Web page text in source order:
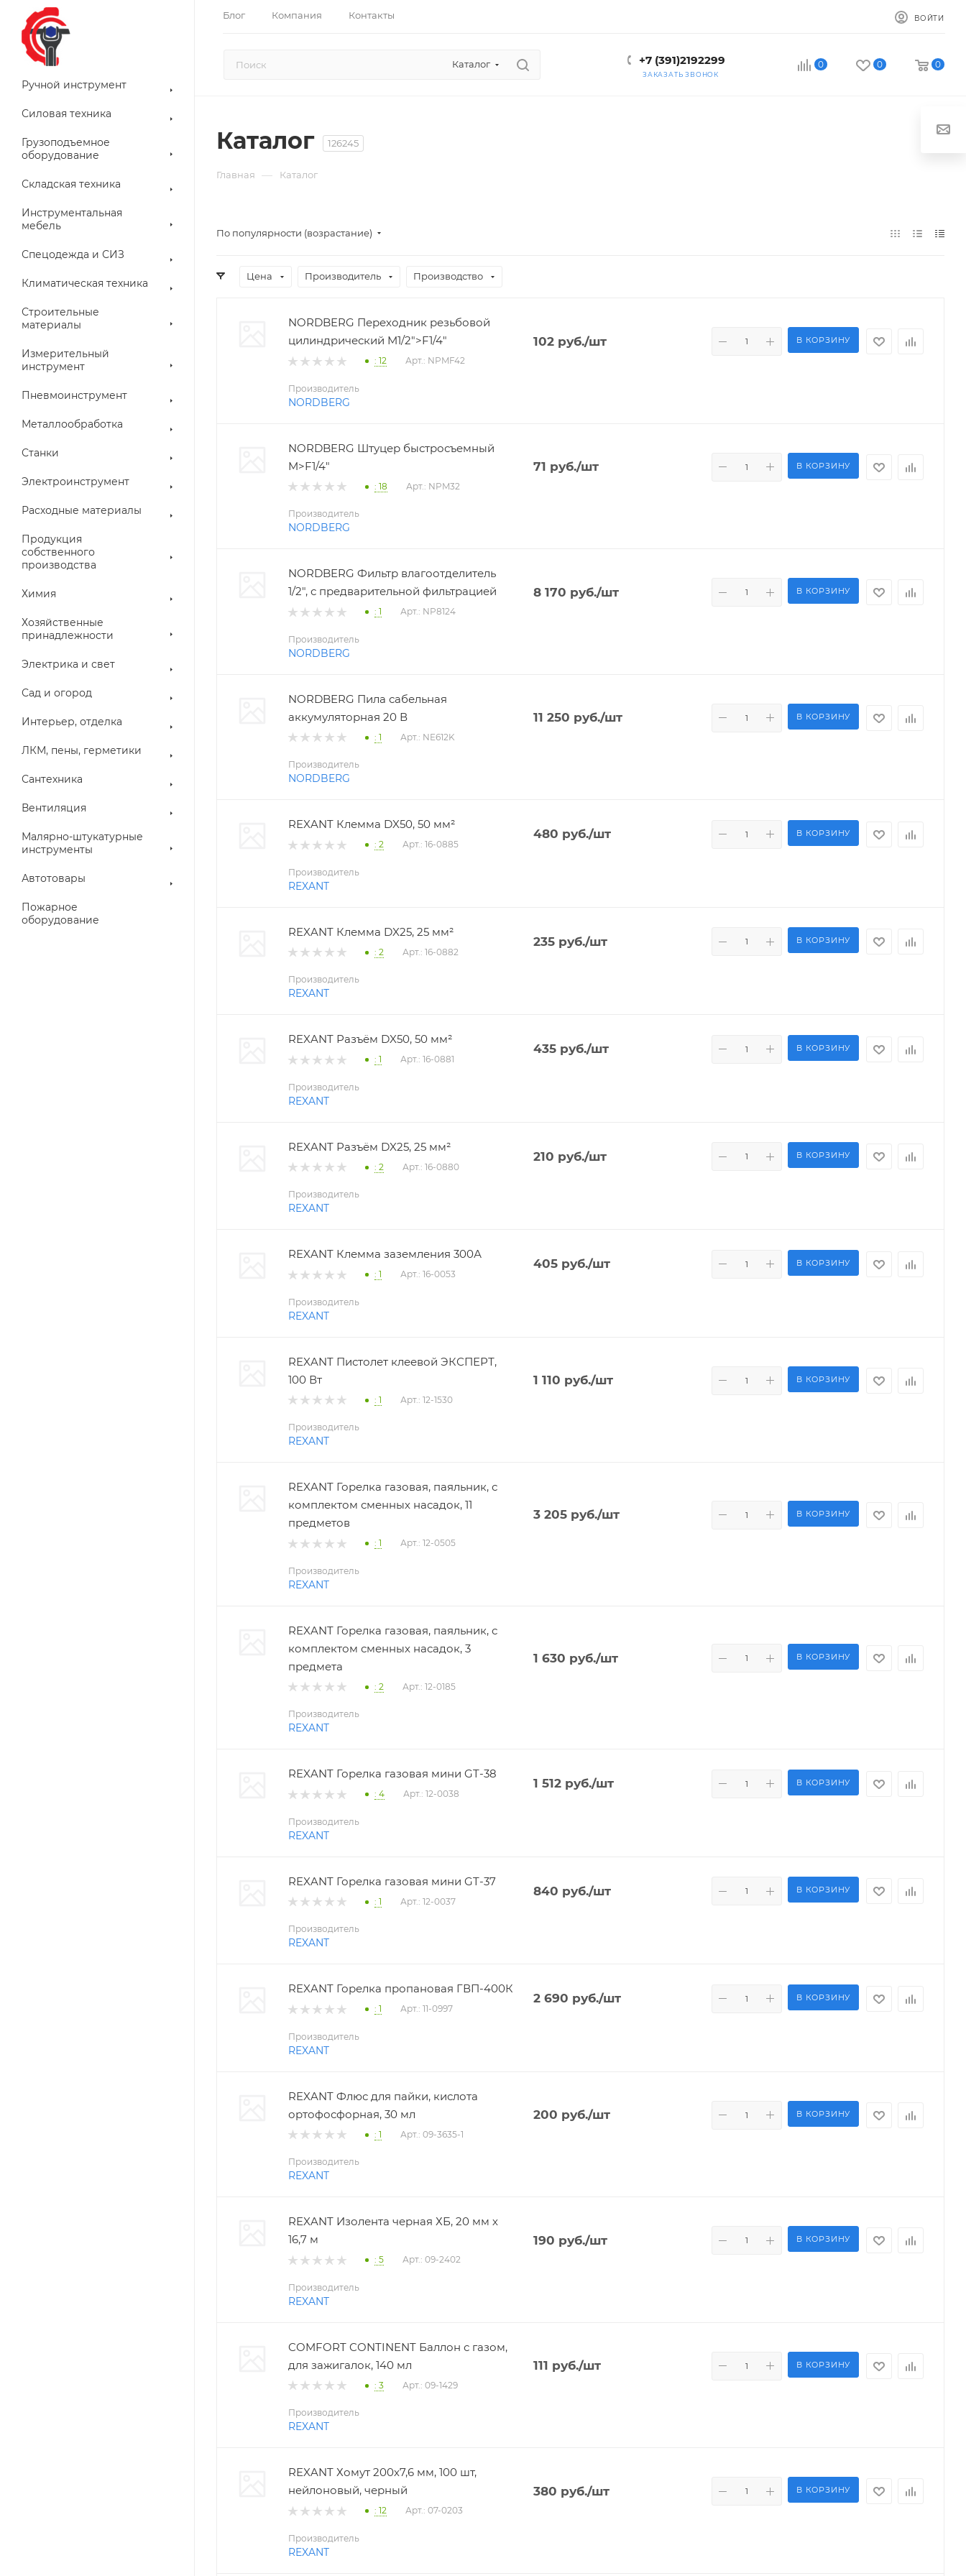
Блог Компания Контакты ВОЙТИ
Каталог +7 (391)2192299
ЗАКАЗАТЬ ЗВОНОК
0 0 0
Ручной инструмент
Силовая техника
Грузоподъемное
оборудование
Складская техника
Инструментальная
мебель
Спецодежда и СИЗ
Климатическая техника
Строительные
материалы
Измерительный
инструмент
Пневмоинструмент
Металлообработка
Станки
Электроинструмент
Расходные материалы
Продукция
собственного
производства
Химия
Хозяйственные
принадлежности
Электрика и свет
Сад и огород
Интерьер, отделка
ЛКМ, пены, герметики
Сантехника
Вентиляция
Малярно-штукатурные
инструменты
Автотовары
Пожарное
оборудование
Каталог 126245
Главная — Каталог
По популярности (возрастание)
Цена Производитель Производство
NORDBERG Переходник резьбовой
цилиндрический M1/2">F1/4"
: 12 Арт.: NPMF42
102руб./шт В КОРЗИНУ
Производитель
NORDBERG
NORDBERG Штуцер быстросъемный
M>F1/4"
: 18 Арт.: NPM32
71 руб./шт В КОРЗИНУ
Производитель
NORDBERG
NORDBERG Фильтр влагоотделитель
1/2", с предварительной фильтрацией
: 1 Арт.: NP8124
8 170 руб./шт В КОРЗИНУ
Производитель
NORDBERG
NORDBERG Пила сабельная
аккумуляторная 20 В
: 1 Арт.: NE612K
11 250 руб./шт В КОРЗИНУ
Производитель
NORDBERG
REXANT Клемма DX50, 50 мм²
: 2 Арт.: 16-0885
480 руб./шт В КОРЗИНУ
Производитель
REXANT
REXANT Клемма DX25, 25 мм²
: 2 Арт.: 16-0882
235руб./шт В КОРЗИНУ
Производитель
REXANT
REXANT Разъём DX50, 50 мм²
: 1 Арт.: 16-0881
435руб./шт В КОРЗИНУ
Производитель
REXANT
REXANT Разъём DX25, 25 мм²
: 2 Арт.: 16-0880
210 руб./шт В КОРЗИНУ
Производитель
REXANT
REXANT Клемма заземления 300А
: 1 Арт.: 16-0053
405руб./шт В КОРЗИНУ
Производитель
REXANT
REXANT Пистолет клеевой ЭКСПЕРТ,
100 Вт
: 1 Арт.: 12-1530
1 110 руб./шт В КОРЗИНУ
Производитель
REXANT
REXANT Горелка газовая, паяльник, с
комплектом сменных насадок, 11
предметов
: 1 Арт.: 12-0505
3 205руб./шт В КОРЗИНУ
Производитель
REXANT
REXANT Горелка газовая, паяльник, с
комплектом сменных насадок, 3
предмета
: 2 Арт.: 12-0185
1 630 руб./шт В КОРЗИНУ
Производитель
REXANT
REXANT Горелка газовая мини GT-38
: 4 Арт.: 12-0038
1 512руб./шт В КОРЗИНУ
Производитель
REXANT
REXANT Горелка газовая мини GT-37
: 1 Арт.: 12-0037
840 руб./шт В КОРЗИНУ
Производитель
REXANT
REXANT Горелка пропановая ГВП-400К
: 1 Арт.: 11-0997
2 690 руб./шт В КОРЗИНУ
Производитель
REXANT
REXANT Флюс для пайки, кислота
ортофосфорная, 30 мл
: 1 Арт.: 09-3635-1
200 руб./шт В КОРЗИНУ
Производитель
REXANT
REXANT Изолента черная ХБ, 20 мм х
16,7 м
: 5 Арт.: 09-2402
190 руб./шт В КОРЗИНУ
Производитель
REXANT
COMFORT CONTINENT Баллон с газом,
для зажигалок, 140 мл
: 3 Арт.: 09-1429
111 руб./шт В КОРЗИНУ
Производитель
REXANT
REXANT Хомут 200х7,6 мм, 100 шт,
нейлоновый, черный
: 12 Арт.: 07-0203
380 руб./шт В КОРЗИНУ
Производитель
REXANT